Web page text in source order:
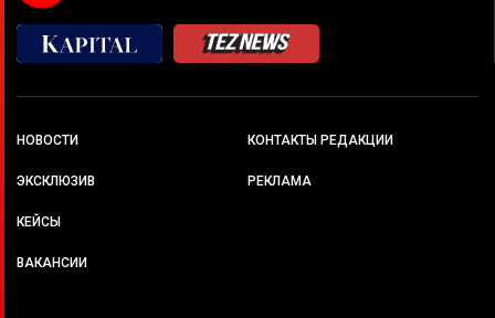
НОВОСТИ
ЭКСКЛЮЗИВ
КЕЙСЫ
ВАКАНСИИ
КОНТАКТЫ РЕДАКЦИИ
РЕКЛАМА